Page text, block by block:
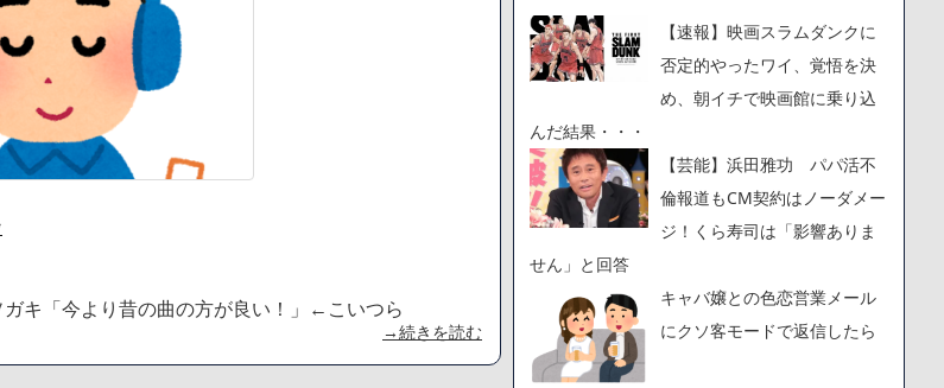
キ「今より昔の曲の方が良い！」←こいつら
→続きを読む
【速報】映画スラムダンクに
否定的やったワイ、覚悟を決
め、朝イチで映画館に乗り込
んだ結果・・・
【芸能】浜田雅功 パパ活不
倫報道もCM契約はノーダメー
ジ！くら寿司は「影響ありま
せん」と回答
キャバ嬢との色恋営業メール
にクソ客モードで返信したら